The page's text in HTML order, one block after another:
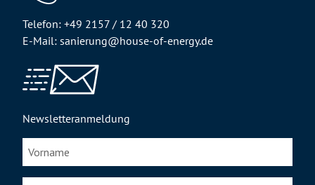
Telefon: +49 2157 / 12 40 320
E-Mail: sanierung@house-of-energy.de
Newsletteranmeldung